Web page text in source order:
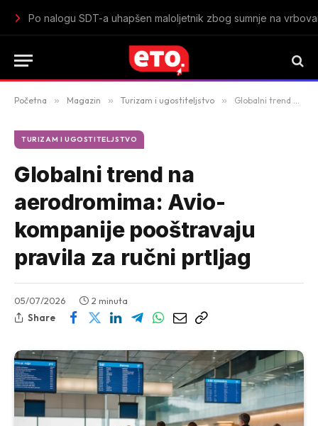
Istorijski uspjeh mladih „lavica“: Crna Gora u polufinalu
Početna » Magazin » Turizam i ugostiteljstvo » Globalni trend na aerodromima: Avio-kompanije pooštravaju pravila za ručni prtljag
TURIZAM I UGOSTITELJSTVO
Globalni trend na
aerodromima: Avio-
kompanije pooštravaju
pravila za ručni prtljag
05/07/2026
2 minuta
Share